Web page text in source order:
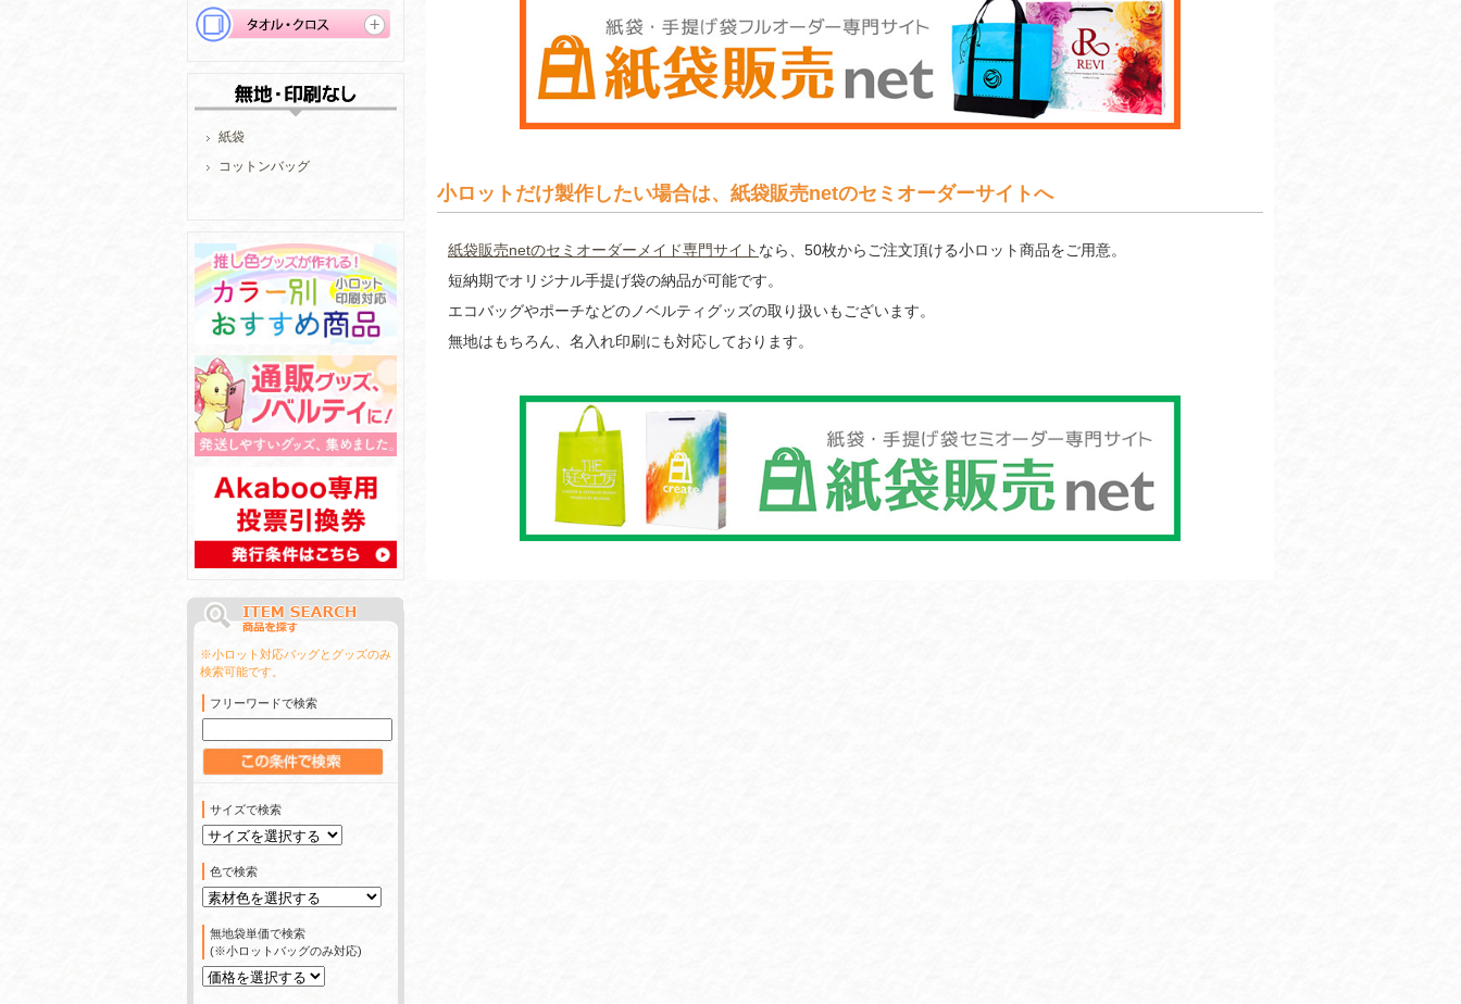
紙袋
コットンバッグ
※小ロット対応バッグとグッズのみ
検索可能です。
フリーワードで検索
サイズで検索
色で検索
無地袋単価で検索
(※小ロットバッグのみ対応)
小ロットだけ製作したい場合は、紙袋販売netのセミオーダーサイトへ
紙袋販売netのセミオーダーメイド専門サイト なら、50枚からご注文頂ける小ロット商品をご用意。
短納期でオリジナル手提げ袋の納品が可能です。
エコバッグやポーチなどのノベルティグッズの取り扱いもございます。
無地はもちろん、名入れ印刷にも対応しております。